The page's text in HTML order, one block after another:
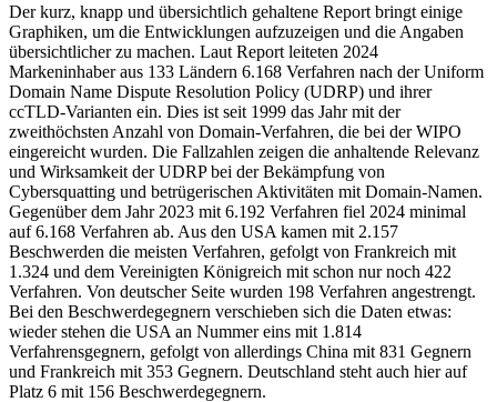
Der kurz, knapp und übersichtlich gehaltene Report bringt einige
Graphiken, um die Entwicklungen aufzuzeigen und die Angaben
übersichtlicher zu machen. Laut Report leiteten 2024
Markeninhaber aus 133 Ländern 6.168 Verfahren nach der Uniform
Domain Name Dispute Resolution Policy (UDRP) und ihrer
ccTLD-Varianten ein. Dies ist seit 1999 das Jahr mit der
zweithöchsten Anzahl von Domain-Verfahren, die bei der WIPO
eingereicht wurden. Die Fallzahlen zeigen die anhaltende Relevanz
und Wirksamkeit der UDRP bei der Bekämpfung von
Cybersquatting und betrügerischen Aktivitäten mit Domain-Namen.
Gegenüber dem Jahr 2023 mit 6.192 Verfahren fiel 2024 minimal
auf 6.168 Verfahren ab. Aus den USA kamen mit 2.157
Beschwerden die meisten Verfahren, gefolgt von Frankreich mit
1.324 und dem Vereinigten Königreich mit schon nur noch 422
Verfahren. Von deutscher Seite wurden 198 Verfahren angestrengt.
Bei den Beschwerdegegnern verschieben sich die Daten etwas:
wieder stehen die USA an Nummer eins mit 1.814
Verfahrensgegnern, gefolgt von allerdings China mit 831 Gegnern
und Frankreich mit 353 Gegnern. Deutschland steht auch hier auf
Platz 6 mit 156 Beschwerdegegnern.